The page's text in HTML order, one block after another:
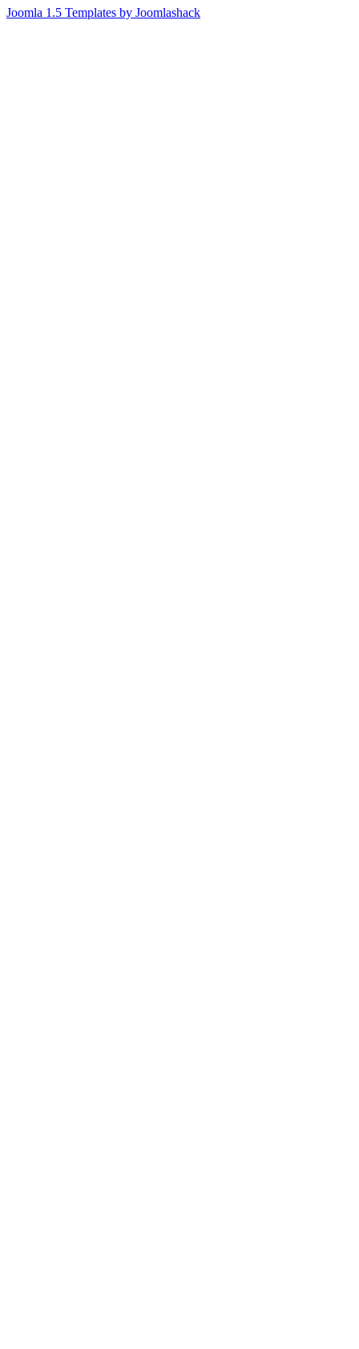
Joomla 1.5 Templates by Joomlashack